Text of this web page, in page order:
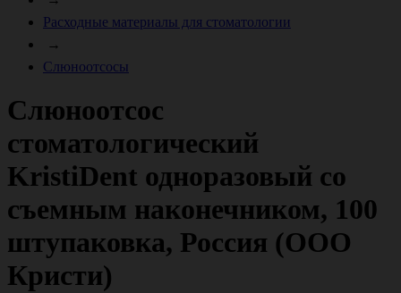
Расходные материалы для стоматологии
→
Слюноотсосы
Слюноотсос
стоматологический
KristiDent одноразовый со
съемным наконечником, 100
штупаковка, Россия (ООО
Кристи)